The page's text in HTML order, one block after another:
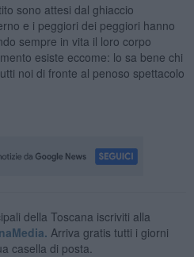
sono attesi dal ghiaccio
e i peggiori dei peggiori hanno
sempre in vita il loro corpo
esiste eccome: lo sa bene chi
noi di fronte al penoso spettacolo
della Toscana iscriviti alla
Arriva gratis tutti i giorni
casella di posta.